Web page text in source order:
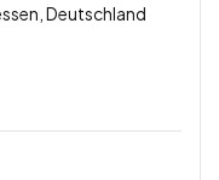
Deutschland